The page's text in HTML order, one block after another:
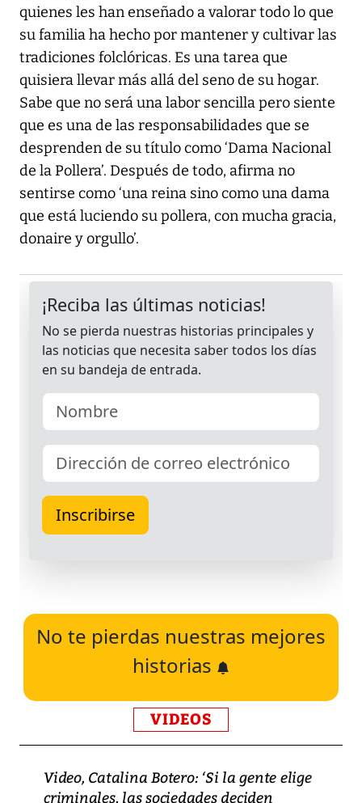
quienes les han enseñado a valorar todo lo que
su familia ha hecho por mantener y cultivar las
tradiciones folclóricas. Es una tarea que
quisiera llevar más allá del seno de su hogar.
Sabe que no será una labor sencilla pero siente
que es una de las responsabilidades que se
desprenden de su título como ‘Dama Nacional
de la Pollera’. Después de todo, afirma no
sentirse como ‘una reina sino como una dama
que está luciendo su pollera, con mucha gracia,
donaire y orgullo’.
No te pierdas nuestras mejores
historias
VIDEOS
Video, Catalina Botero: ‘Si la gente elige
criminales, las sociedades deciden